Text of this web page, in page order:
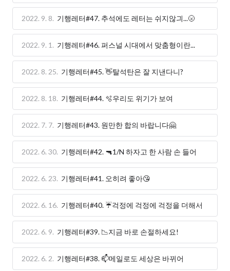
2022. 9. 8. 기행레터#47. 추석에도 레터는 쉬지않긔...🌝
2022. 9. 1. 기행레터#46. 퍼스널 시대에서 맞춤형이란...
2022. 8. 25. 기행레터#45. 👋탈석탄은 잘 지낸다니?
2022. 8. 18. 기행레터#44. 🫧우리도 위기가 보여
2022. 7. 7. 기행레터#43. 원만한 합의 바랍니다🤗
2022. 6. 30. 기행레터#42. 🔫1/N 하자고 한 사람 손 들어
2022. 6. 23. 기행레터#41. 오히려 좋아😘
2022. 6. 16. 기행레터#40. ☔걱정에 걱정에 걱정을 더해서
2022. 6. 9. 기행레터#39. 📉지금 바로 손절하세요!
2022. 6. 2. 기행레터#38. 📫메일로도 세상은 바뀌어